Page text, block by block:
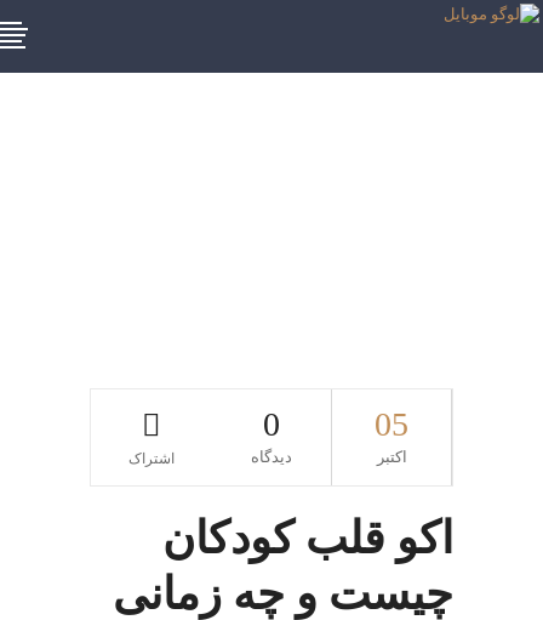
05
اکتبر
0
دیدگاه اشتراک
اکو قلب کودکان
چیست و چه زمانی